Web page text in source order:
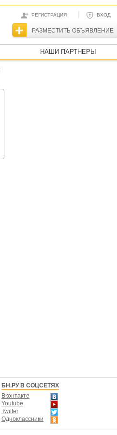
РЕГИСТРАЦИЯ | ВХОД
РАЗМЕСТИТЬ ОБЪЯВЛЕНИЕ
НАШИ ПАРТНЕРЫ
БН.РУ В СОЦСЕТЯХ
Вконтакте
Youtube
Twitter
Одноклассники